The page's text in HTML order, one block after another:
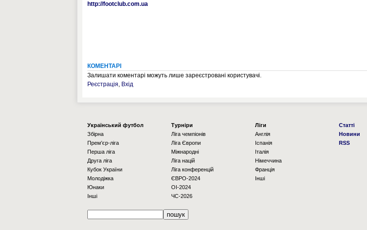
http://footclub.com.ua
КОМЕНТАРІ
Залишати коментарі можуть лише зареєстровані користувачі.
Реєстрація, Вхід
Українcький футбол
Збірна
Прем'єр-ліга
Перша ліга
Друга ліга
Кубок України
Молодіжка
Юнаки
Інші
Турніри
Ліга чемпіонів
Ліга Європи
Міжнародні
Ліга націй
Ліга конференцій
ЄВРО-2024
OI-2024
ЧС-2026
Ліги
Англія
Іспанія
Італія
Німеччина
Франція
Інші
Статті
Новини
RSS